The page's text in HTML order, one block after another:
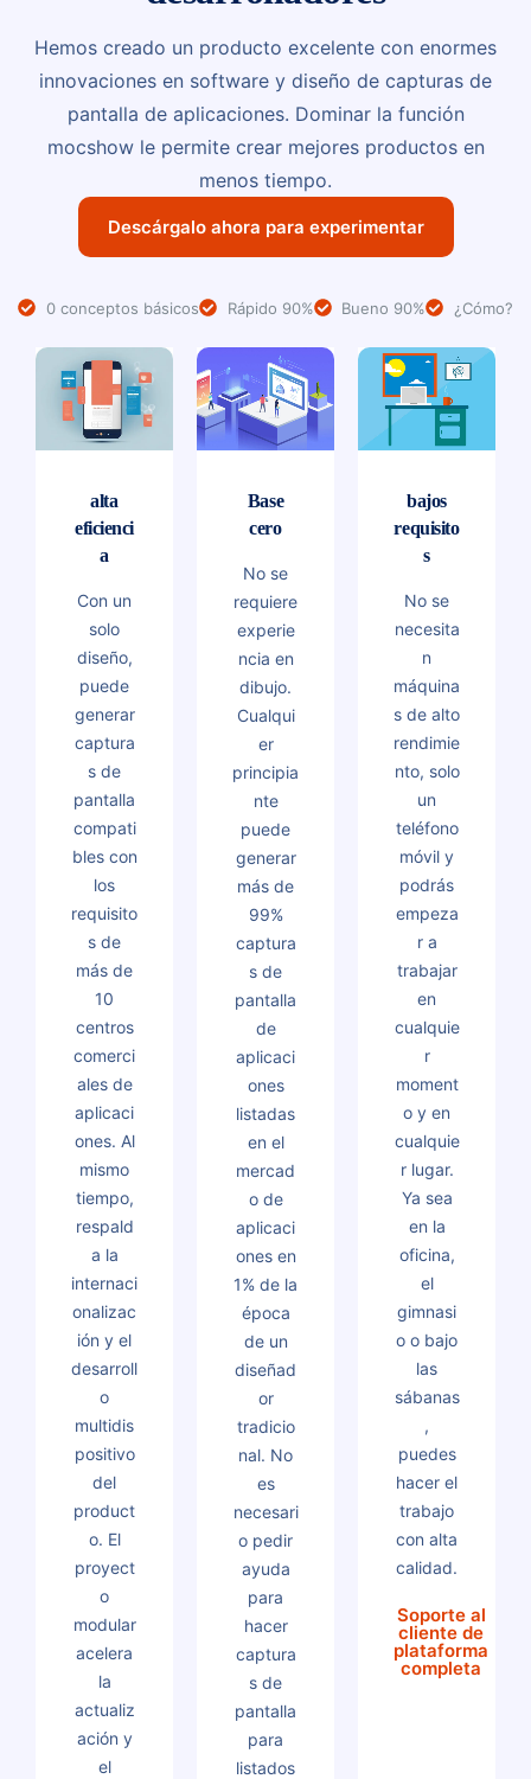
Hemos creado un producto excelente con enormes
innovaciones en software y diseño de capturas de
pantalla de aplicaciones. Dominar la función
mocshow le permite crear mejores productos en
menos tiempo.
Descárgalo ahora para experimentar
0 conceptos básicos Rápido 90% Bueno 90% ¿Cómo?
alta
eficienci
a
Con un
solo
diseño,
puede
generar
captura
s de
pantalla
compati
bles con
los
requisito
s de
más de
10
centros
comerci
ales de
aplicaci
ones. Al
mismo
tiempo,
respald
a la
internaci
onalizac
ión y el
desarroll
o
multidis
positivo
del
product
o. El
proyect
o
modular
acelera
la
actualiz
ación y
el
Base
cero
No se
requiere
experie
ncia en
dibujo.
Cualqui
er
principia
nte
puede
generar
más de
99%
captura
s de
pantalla
de
aplicaci
ones
listadas
en el
mercad
o de
aplicaci
ones en
1% de la
época
de un
diseñad
or
tradicio
nal. No
es
necesari
o pedir
ayuda
para
hacer
captura
s de
pantalla
para
listados
bajos
requisito
s
No se
necesita
n
máquina
s de alto
rendimie
nto, solo
un
teléfono
móvil y
podrás
empeza
r a
trabajar
en
cualquie
r
moment
o y en
cualquie
r lugar.
Ya sea
en la
oficina,
el
gimnasi
o o bajo
las
sábanas
,
puedes
hacer el
trabajo
con alta
calidad.
Soporte al
cliente de
plataforma
completa